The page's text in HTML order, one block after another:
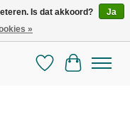
Verlanglijst
Is dat akkoord?
Ja
»